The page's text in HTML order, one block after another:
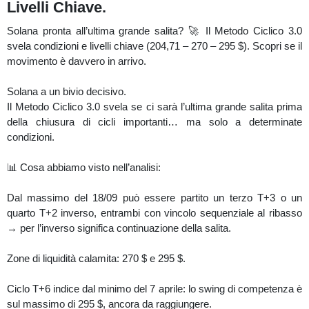
Livelli Chiave.
Solana pronta all’ultima grande salita? 🚀 Il Metodo Ciclico 3.0
svela condizioni e livelli chiave (204,71 – 270 – 295 $). Scopri se il
movimento è davvero in arrivo.
Solana a un bivio decisivo.
Il Metodo Ciclico 3.0 svela se ci sarà l’ultima grande salita prima
della chiusura di cicli importanti… ma solo a determinate
condizioni.
📊 Cosa abbiamo visto nell’analisi:
Dal massimo del 18/09 può essere partito un terzo T+3 o un
quarto T+2 inverso, entrambi con vincolo sequenziale al ribasso
→ per l’inverso significa continuazione della salita.
Zone di liquidità calamita: 270 $ e 295 $.
Ciclo T+6 indice dal minimo del 7 aprile: lo swing di competenza è
sul massimo di 295 $, ancora da raggiungere.